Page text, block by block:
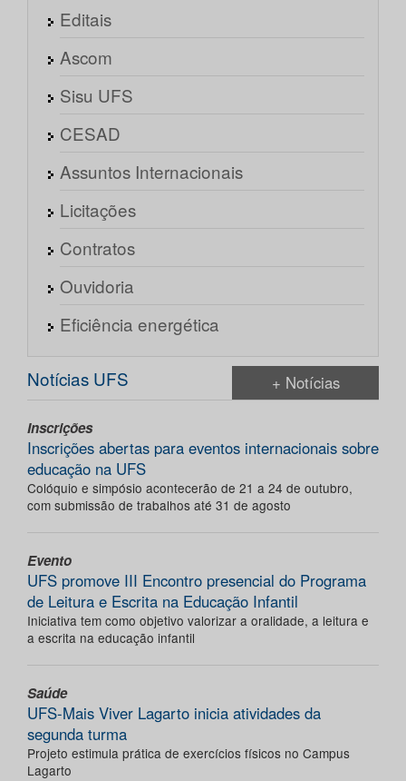
Editais
Ascom
Sisu UFS
CESAD
Assuntos Internacionais
Licitações
Contratos
Ouvidoria
Eficiência energética
Notícias UFS + Notícias
Inscrições
Inscrições abertas para eventos internacionais sobre
educação na UFS
Colóquio e simpósio acontecerão de 21 a 24 de outubro,
com submissão de trabalhos até 31 de agosto
Evento
UFS promove III Encontro presencial do Programa
de Leitura e Escrita na Educação Infantil
Iniciativa tem como objetivo valorizar a oralidade, a leitura e
a escrita na educação infantil
Saúde
UFS-Mais Viver Lagarto inicia atividades da
segunda turma
Projeto estimula prática de exercícios físicos no Campus
Lagarto